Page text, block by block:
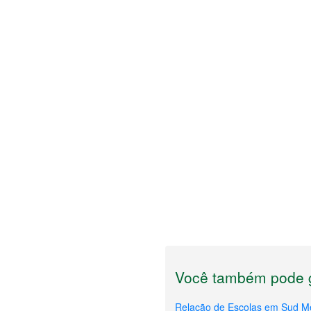
Você também pode
Relação de Escolas em Sud